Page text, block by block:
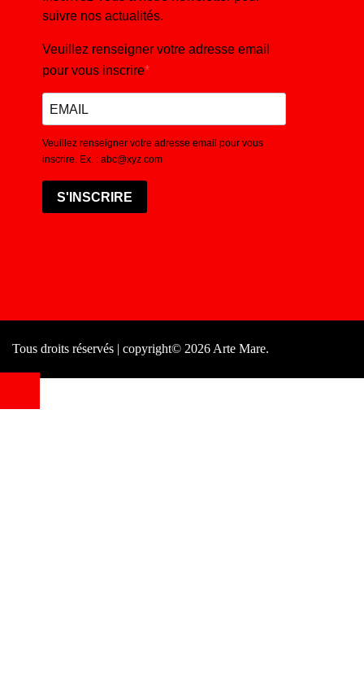
suivre nos actualités.
Veuillez renseigner votre adresse email
pour vous inscrire
Veuillez renseigner votre adresse email pour vous
inscrire. Ex. : abc@xyz.com
S'INSCRIRE
Tous droits réservés | copyright© 2026 Arte Mare.